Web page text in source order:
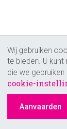
Wij gebruiken
te bieden. U
die we
cookie-
Aanvaarden